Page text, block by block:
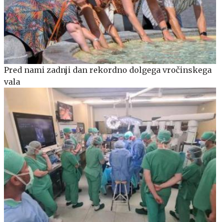
Pred nami zadnji dan rekordno dolgega vročinskega
vala